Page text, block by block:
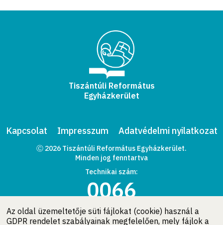
Az oldal üzemeltetője süti fájlokat (cookie) használ a
GDPR rendelet szabályainak megfelelően, mely fájlok a
Tiszántúli Református
Egyházkerület
Kapcsolat Impresszum Adatvédelmi nyilatkozat
Ⓒ 2026 Tiszántúli Református Egyházkerület.
Minden jog fenntartva
Technikai szám:
0066